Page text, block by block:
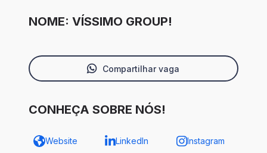
NOME: VÍSSIMO GROUP!
Compartilhar vaga
CONHEÇA SOBRE NÓS!
Website LinkedIn Instagram